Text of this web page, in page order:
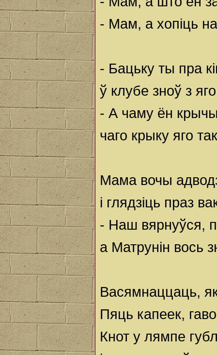
- Мам, а хопіць
- Бацьку ты пра
ў клубе зноў з
- А чаму ён
чаго крыку яго
Мама вочы
і глядзіць праз
- Наш вярнуўся,
а Матрунін вось
Васямнаццаць,
Пяць капеек,
Кнот у лямпе